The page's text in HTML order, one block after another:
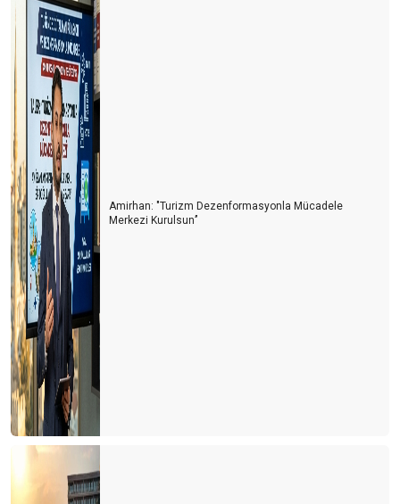
Amirhan: "Turizm Dezenformasyonla Mücadele
Merkezi Kurulsun’’